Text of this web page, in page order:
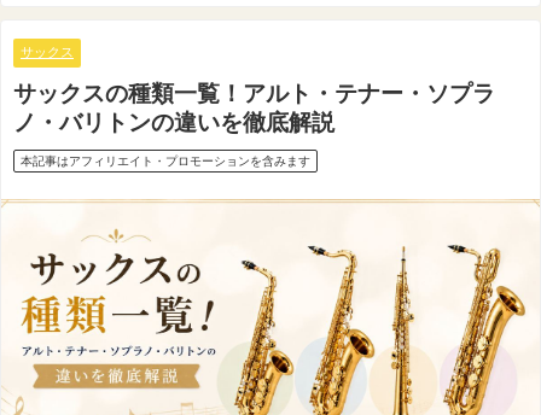
サックス
サックスの種類一覧！アルト・テナー・ソプラ
ノ・バリトンの違いを徹底解説
本記事はアフィリエイト・プロモーションを含みます